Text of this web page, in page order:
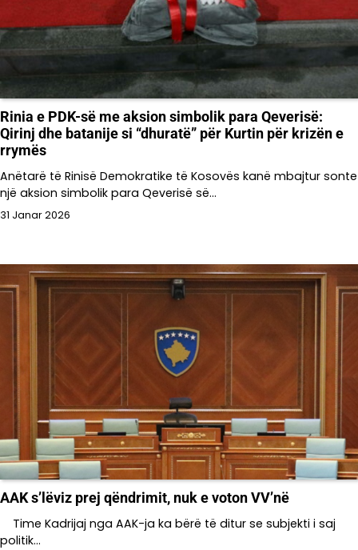
Rinia e PDK-së me aksion simbolik para Qeverisë:
Qirinj dhe batanije si “dhuratë” për Kurtin për krizën e
rrymës
Anëtarë të Rinisë Demokratike të Kosovës kanë mbajtur sonte
një aksion simbolik para Qeverisë së…
31 Janar 2026
AAK s’lëviz prej qëndrimit, nuk e voton VV’në
Time Kadrijaj nga AAK-ja ka bërë të ditur se subjekti i saj
politik…